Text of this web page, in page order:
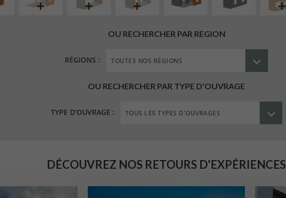
OU RECHERCHER PAR REGION
RÉGIONS :
OU RECHERCHER PAR TYPE D'OUVRAGE
TYPE D'OUVRAGE :
DÉCOUVREZ NOS RETOURS D'EXPÉRIENCES